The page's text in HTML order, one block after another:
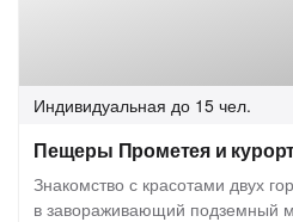
Индивидуальная до 15 чел.
Пещеры Прометея и
Знакомство с красотами двух
в завораживающий подземный